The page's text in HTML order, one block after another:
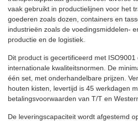
vaak gebruikt in productielijnen voor het
goederen zoals dozen, containers en
industrieën zoals de voedingsmiddelen-
productie en de logistiek.
Dit product is gecertificeerd met ISO9001
internationale kwaliteitsnormen. De
één set, met onderhandelbare prijzen.
houten kisten, levertijd is 45 werkdagen
betalingsvoorwaarden van T/T en
De leveringscapaciteit wordt afgestemd